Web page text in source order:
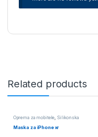
Related products
Oprema za mobitele, Silikonska
Maska za iPhone xr